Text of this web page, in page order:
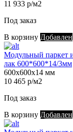
11 933 р/м2
Под заказ
В корзину Добавлен
Модульный паркет
лак 600*600*14/3мм
600х600х14 мм
10 465 р/м2
Под заказ
В корзину Добавлен